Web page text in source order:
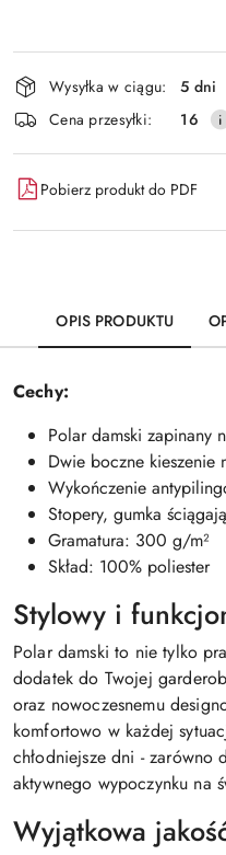
Dostępność
i
dostawa
Wysyłka w ciągu:
5 dni
Cena przesyłki:
16
Pobierz produkt do PDF
OPIS PRODUKTU
Cechy:
Polar damski zapinany
Dwie boczne kieszenie
Wykończenie
Stopery, gumka
Gramatura: 300 g/m²
Skład: 100% poliester
Stylowy i
Polar damski to nie tylko
dodatek do Twojej
oraz nowoczesnemu
komfortowo w każdej
chłodniejsze dni -
aktywnego wypoczynku na
Wyjątkowa